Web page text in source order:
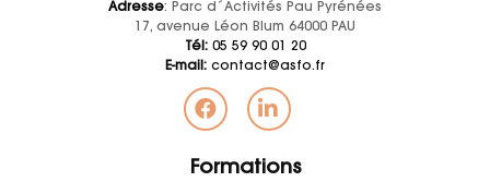
Adresse: Parc d´Activités Pau Pyrénées
17, avenue Léon Blum 64000 PAU
Tél:05 59 90 01 20
E-mail: contact@asfo.fr
Formations